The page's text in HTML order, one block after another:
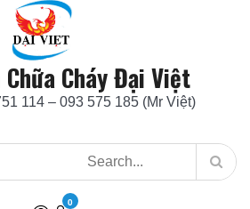
Cháy Đại Việt
114 – 093 575 185 (Mr Việt)
0